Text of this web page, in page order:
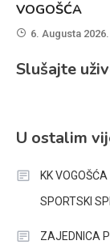
VOGOŠĆA
6. Augusta 2026.
Slušajte
U ostalim
KK
SPORTSKI
ZAJEDNICA